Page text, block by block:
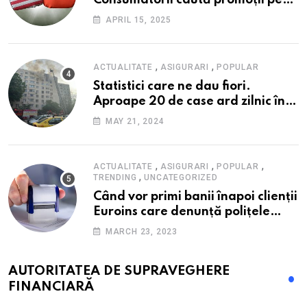
fondul scumpirilor, mai ales la
APRIL 15, 2025
ACTUALITATE , ASIGURARI ,POPULAR
Statistici care ne dau fiori.
Aproape 20 de case ard zilnic în
România, iar pagubele au
nici 40 de lei pe lună
MAY 21, 2024
ACTUALITATE , ASIGURARI ,POPULAR ,
TRENDING ,UNCATEGORIZED
Când vor primi banii înapoi clienții
Euroins care denunță polițele
RCA? Toți pașii și toate termenele
MARCH 23, 2023
AUTORITATEA DE SUPRAVEGHERE
FINANCIARĂ